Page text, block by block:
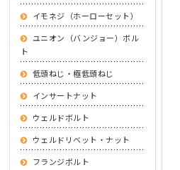
イモネジ（ホーローセット）
ユニオン（バンジョー）ボル
ト
低頭ねじ・極低頭ねじ
インサートナット
ウェルドボルト
ウェルドリベット・ナット
フランジボルト